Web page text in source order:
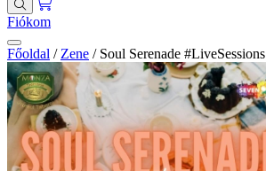
Fiókom
Főoldal / Zene / Soul Serenade #LiveSessions